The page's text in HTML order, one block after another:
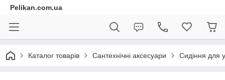
Pelikan.com.ua
Каталог товарів Сантехнічні аксесуари Сидіння для